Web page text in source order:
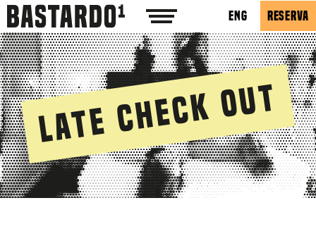
ENG RESERVA
Late check out